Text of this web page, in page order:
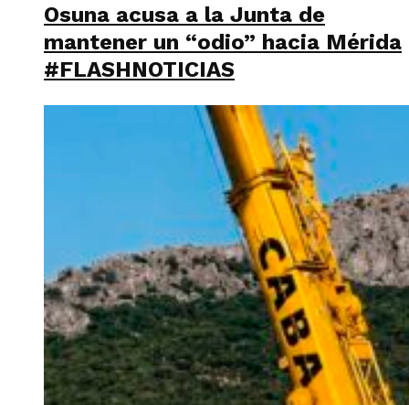
Osuna acusa a la Junta de
mantener un “odio” hacia Mérida
#FLASHNOTICIAS